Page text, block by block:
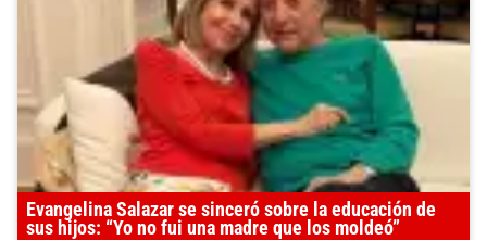
Evangelina Salazar se sinceró sobre la educación de
sus hijos: “Yo no fui una madre que los moldeó”